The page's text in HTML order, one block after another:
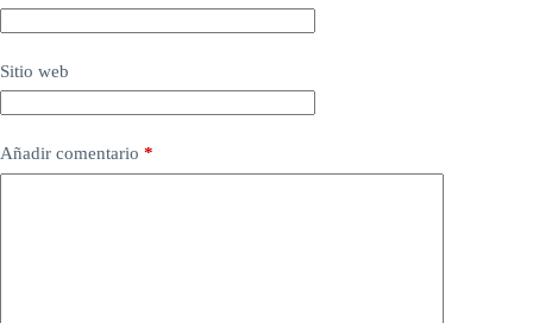
Sitio web
Añadir comentario *